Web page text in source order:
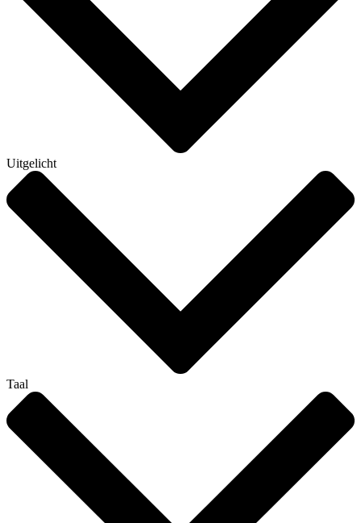
Uitgelicht
Taal